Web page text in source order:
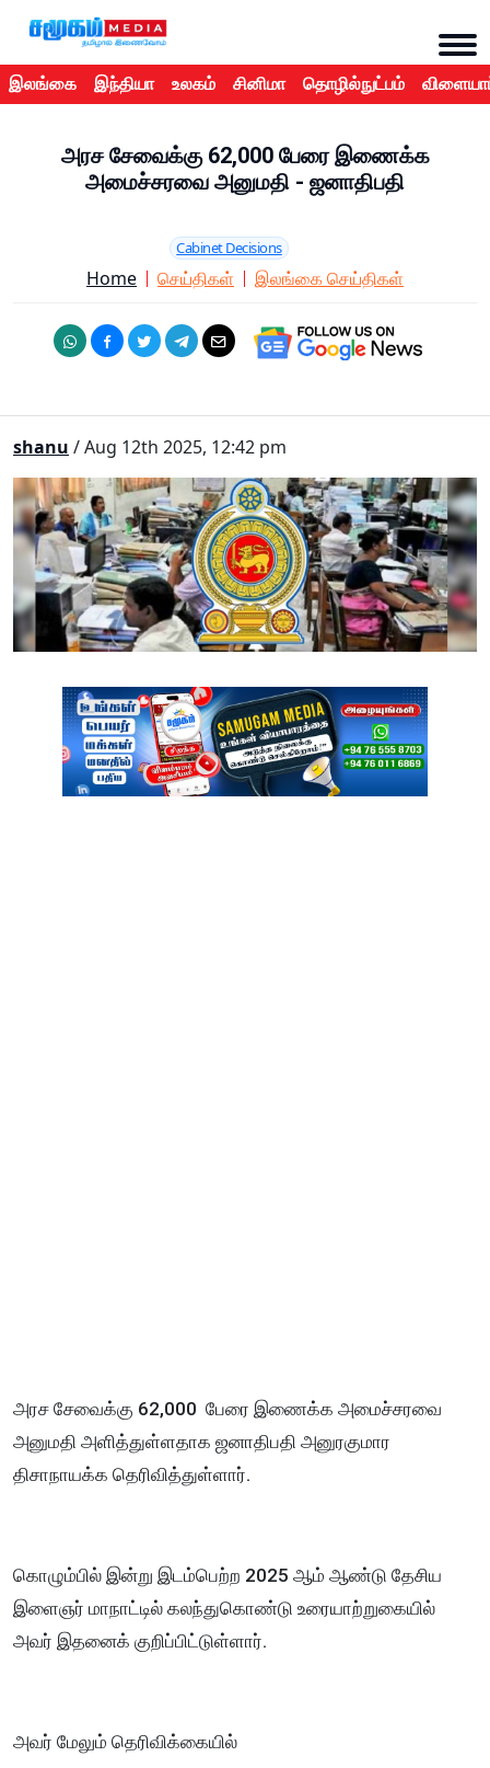
இலங்கை இந்தியா உலகம் சினிமா தொழில்நுட்பம்
அரச சேவைக்கு 62,000 பேரை இணைக்க
அமைச்சரவை அனுமதி - ஜனாதிபதி
Cabinet Decisions
Home செய்திகள் இலங்கை செய்திகள்
shanu / Aug 12th 2025, 12:42 pm
அரச சேவைக்கு 62,000 பேரை இணைக்க அமைச்சரவை
அனுமதி அளித்துள்ளதாக ஜனாதிபதி அனுரகுமார
திசாநாயக்க தெரிவித்துள்ளார்.
கொழும்பில் இன்று இடம்பெற்ற 2025 ஆம் ஆண்டு தேசிய
இளைஞர் மாநாட்டில் கலந்துகொண்டு உரையாற்றுகையில்
அவர் இதனைக் குறிப்பிட்டுள்ளார்.
அவர் மேலும் தெரிவிக்கையில்